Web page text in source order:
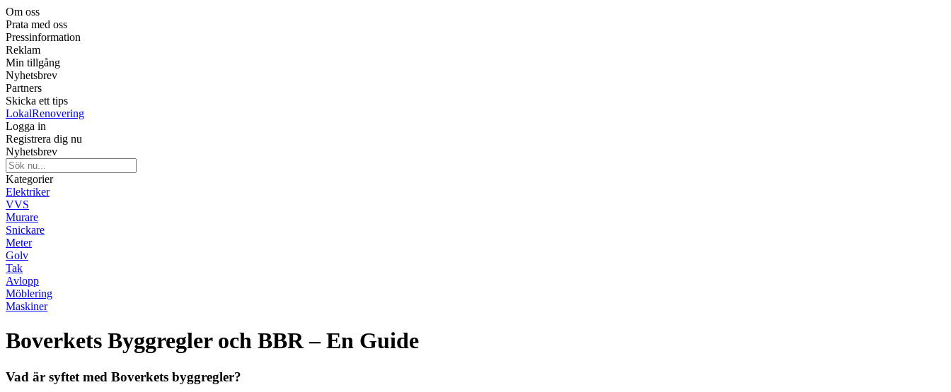
Om oss
Prata med oss
Pressinformation
Reklam
Min tillgång
Nyhetsbrev
Partners
Skicka ett tips
LokalRenovering
Logga in
Registrera dig nu
Nyhetsbrev
Kategorier
Elektriker
VVS
Murare
Snickare
Meter
Golv
Tak
Avlopp
Möblering
Maskiner
Boverkets Byggregler och BBR – En Guide
Vad är syftet med Boverkets byggregler?